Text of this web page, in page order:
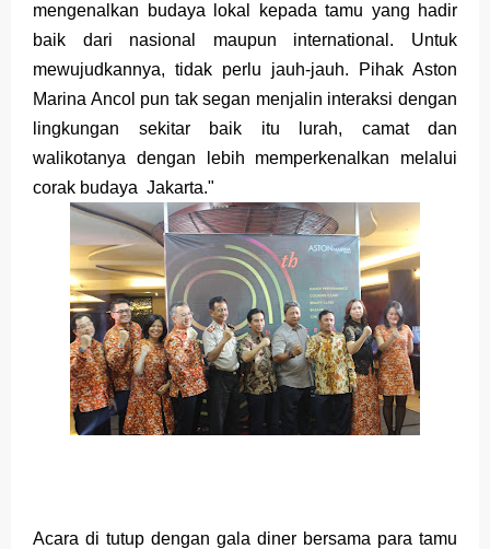
mengenalkan budaya lokal kepada tamu yang hadir
baik dari nasional maupun international. Untuk
mewujudkannya, tidak perlu jauh-jauh. Pihak Aston
Marina Ancol pun tak segan menjalin interaksi dengan
lingkungan sekitar baik itu lurah, camat dan
walikotanya dengan lebih memperkenalkan melalui
corak budaya Jakarta."
Acara di tutup dengan gala diner bersama para tamu